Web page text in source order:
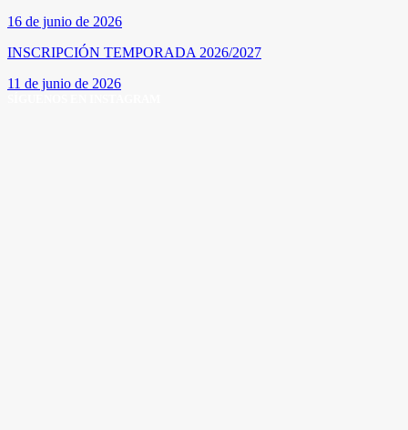
16 de junio de 2026
INSCRIPCIÓN TEMPORADA 2026/2027
11 de junio de 2026